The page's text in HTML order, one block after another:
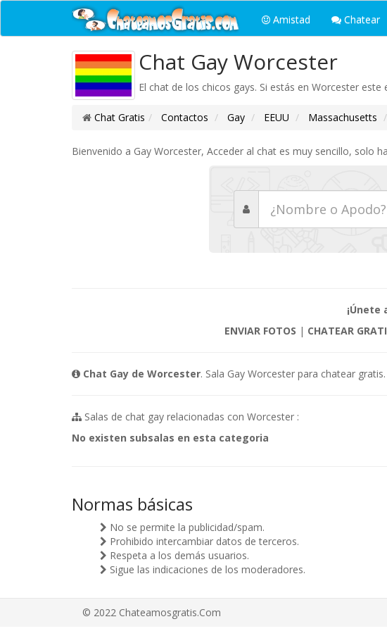
Amistad Chatear
Chat Gay Worcester
El chat de los chicos gays. Si estás en Worcester este
Chat Gratis Contactos Gay EEUU Massachusetts
Bienvenido a Gay Worcester, Acceder al chat es muy sencillo, solo
¡Únete
ENVIAR FOTOS | CHATEAR
Chat Gay de Worcester. Sala Gay Worcester para chatear
Salas de chat gay relacionadas con Worcester :
No existen subsalas en esta categoria
Normas básicas
No se permite la publicidad/spam.
Prohibido intercambiar datos de terceros.
Respeta a los demás usuarios.
Sigue las indicaciones de los moderadores.
© 2022 Chateamosgratis.Com